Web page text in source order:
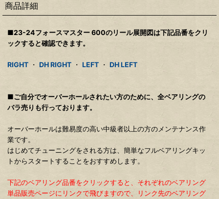
商品詳細
■23-24フォースマスター 600のリール展開図は下記品番をクリ
ックすると確認できます。
RIGHT ・ DH RIGHT ・ LEFT ・ DH LEFT
■ご自分でオーバーホールされたい方のために、全ベアリングの
バラ売りも行っております。
オーバーホールは難易度の高い中級者以上の方のメンテナンス作
業です。
はじめてチューニングをされる方は、簡単なフルベアリングキッ
トからスタートすることをおすすめします。
下記のベアリング品番をクリックすると、それぞれのベアリング
単品販売ページにリンクで飛びますので、リンク先のベアリング